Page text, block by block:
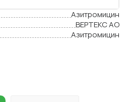
Азитромицин
ВЕРТЕКС АО
Азитромицин